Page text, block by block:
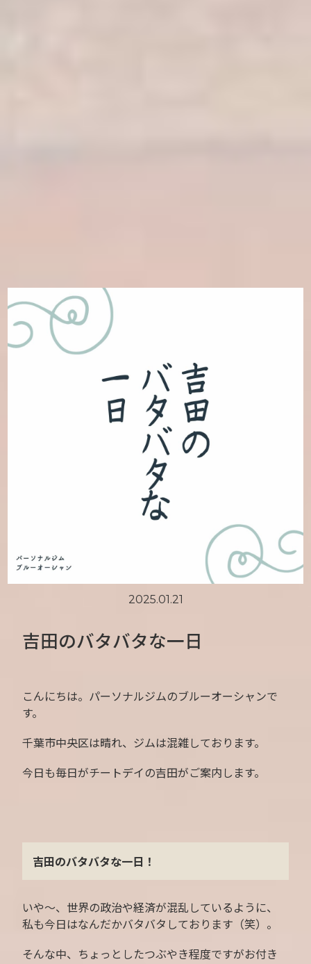
2025.01.21
吉田のバタバタな一日
こんにちは。パーソナルジムのブルーオーシャンで
す。
千葉市中央区は晴れ、ジムは混雑しております。
今日も毎日がチートデイの吉田がご案内します。
吉田のバタバタな一日！
いや～、世界の政治や経済が混乱しているように、
私も今日はなんだかバタバタしております（笑）。
そんな中、ちょっとしたつぶやき程度ですがお付き